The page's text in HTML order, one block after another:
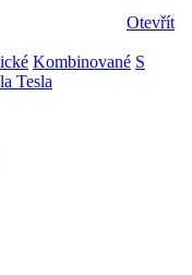
Otevřít
Kombinované S
Tesla